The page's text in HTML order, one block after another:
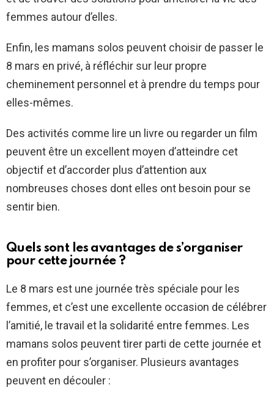
femmes autour d’elles.
Enfin, les mamans solos peuvent choisir de passer le
8 mars en privé, à réfléchir sur leur propre
cheminement personnel et à prendre du temps pour
elles-mêmes.
Des activités comme lire un livre ou regarder un film
peuvent être un excellent moyen d’atteindre cet
objectif et d’accorder plus d’attention aux
nombreuses choses dont elles ont besoin pour se
sentir bien.
Quels sont les avantages de s’organiser
pour cette journée ?
Le 8 mars est une journée très spéciale pour les
femmes, et c’est une excellente occasion de célébrer
l’amitié, le travail et la solidarité entre femmes. Les
mamans solos peuvent tirer parti de cette journée et
en profiter pour s’organiser. Plusieurs avantages
peuvent en découler :